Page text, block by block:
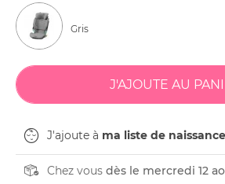
Gris
J'ajoute à ma liste de naissance
Chez vous dès le mercredi 12